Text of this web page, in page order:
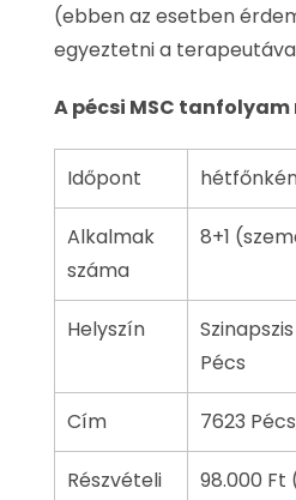
(ebben az esetben
egyeztetni a
A pécsi MSC tanfolyam
Időpont
Alkalmak
száma
8+1
Helyszín
Pécs
Cím 7623
Részvételi
98.000 Ft